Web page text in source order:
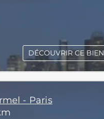
DÉCOUVRIR CE BIEN
- Paris